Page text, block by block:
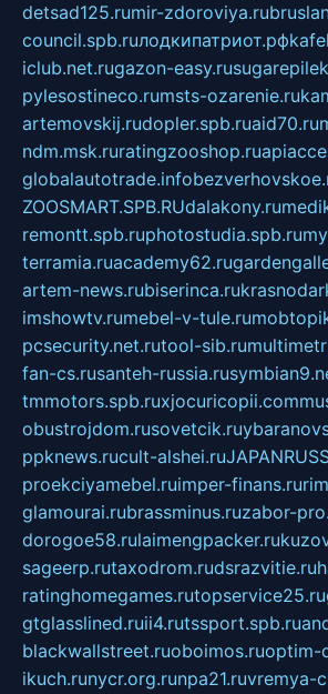
detsad125.rumir-zdoroviya.ru
council.spb.ruлодкипатриот.рф
iclub.net.rugazon-easy.ru
pylesostineco.rumsts-ozarenie.ru
artemovskij.rudopler.spb.ruaid70.ru
ndm.msk.ruratingzooshop.ru
globalautotrade.info
ZOOSMART.SPB.RUdalakony.ru
remontt.spb.ruphotostudia.spb.ru
terramia.ruacademy62.ru
artem-news.rubiserinca.ru
imshowtv.rumebel-v-tule.ru
pcsecurity.net.rutool-sib.ru
fan-cs.rusanteh-russia.ru
tmmotors.spb.ruxjocuricopii.com
obustrojdom.rusovetcik.ru
ppknews.rucult-alshei.ru
proekciyamebel.ruimper-finans.ru
glamourai.rubrassminus.ruzabor-
dorogoe58.rulaimengpacker.ru
sageerp.rutaxodrom.rudsrazvitie.ru
ratinghomegames.rutopservice25.ru
gtglasslined.ruii4.rutssport.spb.ru
blackwallstreet.ruoboimos.ruoptim-
ikuch.runycr.org.runpa21.ruvremya-